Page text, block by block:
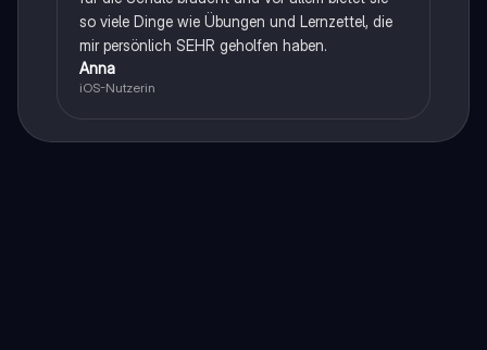
so viele Dinge wie Übungen und Lernzettel, die
mir persönlich SEHR geholfen haben.
Anna
iOS-Nutzerin